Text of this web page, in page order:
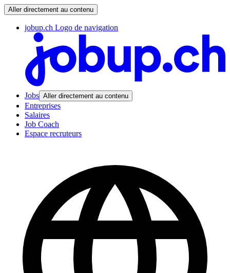
Aller directement au contenu
jobup.ch Logo de navigation
Jobs Aller directement au contenu
Entreprises
Salaires
Job Coach
Espace recruteurs